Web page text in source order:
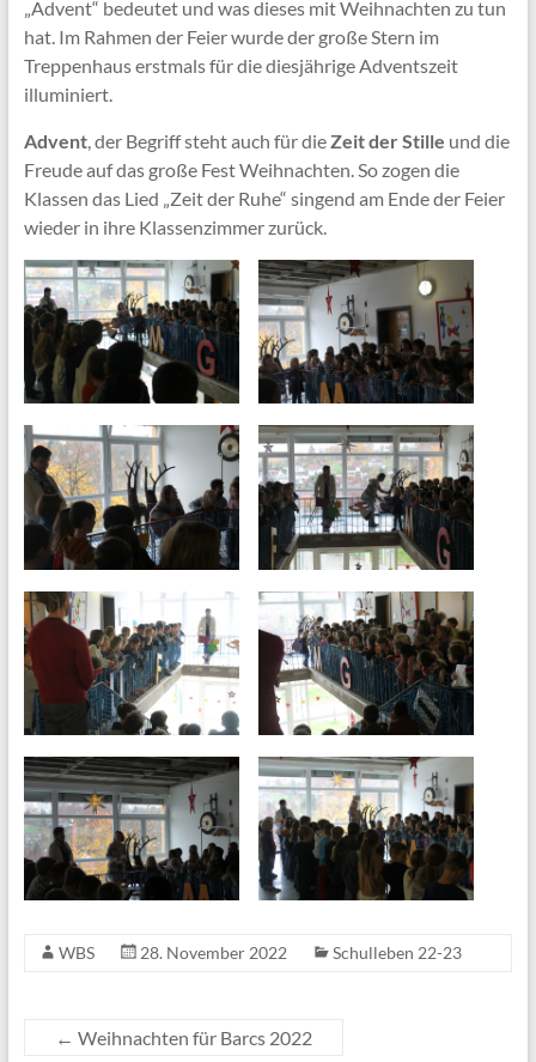
„Advent“ bedeutet und was dieses mit Weihnachten zu tun
hat. Im Rahmen der Feier wurde der große Stern im
Treppenhaus erstmals für die diesjährige Adventszeit
illuminiert.
Advent, der Begriff steht auch für dieZeit der Stille und die
Freude auf das große Fest Weihnachten. So zogen die
Klassen das Lied „Zeit der Ruhe“ singend am Ende der Feier
wieder in ihre Klassenzimmer zurück.
WBS 28. November 2022 Schulleben 22-23
← Weihnachten für Barcs 2022